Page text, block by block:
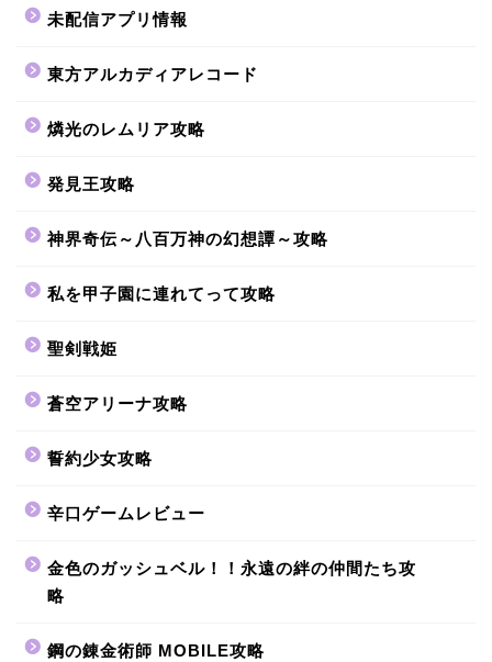
未配信アプリ情報
東方アルカディアレコード
燐光のレムリア攻略
発見王攻略
神界奇伝～八百万神の幻想譚～攻略
私を甲子園に連れてって攻略
聖剣戦姫
蒼空アリーナ攻略
誓約少女攻略
辛口ゲームレビュー
金色のガッシュベル！！永遠の絆の仲間たち攻
略
鋼の錬金術師 MOBILE攻略